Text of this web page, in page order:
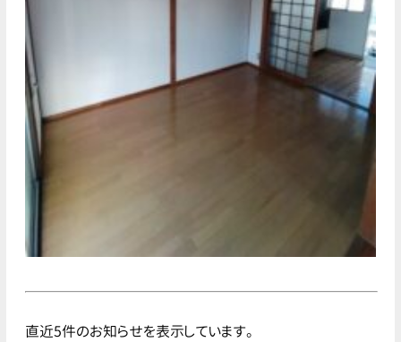
直近5件のお知らせを表示しています。